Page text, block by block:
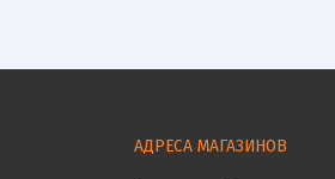
АДРЕСА МАГАЗИНОВ